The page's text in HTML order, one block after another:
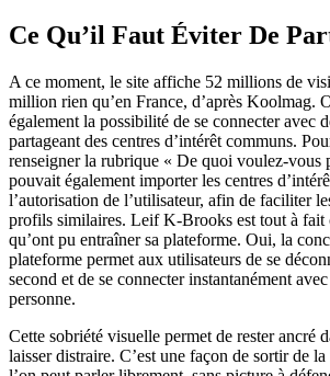
Ce Qu’il Faut Éviter De
A ce moment, le site affiche 52 millions de
million rien qu’en France, d’après Koolmag.
également la possibilité de se connecter avec
partageant des centres d’intérêt communs.
renseigner la rubrique « De quoi voulez-vous
pouvait également importer les centres
l’autorisation de l’utilisateur, afin de faciliter
profils similaires. Leif K-Brooks est tout à fait
qu’ont pu entraîner sa plateforme. Oui, la
plateforme permet aux utilisateurs de se
second et de se connecter instantanément
personne.
Cette sobriété visuelle permet de rester ancré
laisser distraire. C’est une façon de sortir de